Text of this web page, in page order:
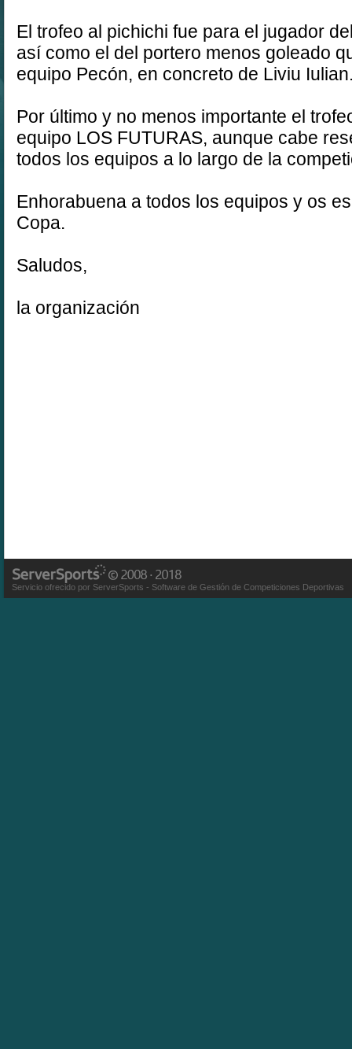
El trofeo al pichichi fue para el jugador
así como el del portero menos goleado
equipo Pecón, en concreto de Liviu
Por último y no menos importante el
equipo LOS FUTURAS, aunque cabe
todos los equipos a lo largo de la
Enhorabuena a todos los equipos y os
Copa.
Saludos,
la organización
Servicio ofrecido por ServerSports - Software de Gestión de Competiciones Deportivas